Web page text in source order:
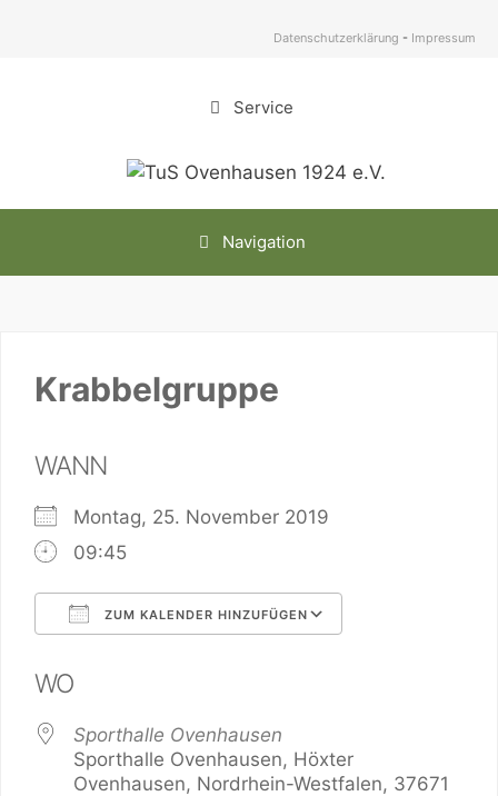
Datenschutzerklärung - Impressum
Service
Navigation
Krabbelgruppe
WANN
Montag, 25. November 2019
09:45
ZUM KALENDER HINZUFÜGEN
WO
Sporthalle Ovenhausen
Sporthalle Ovenhausen, Höxter
Ovenhausen, Nordrhein-Westfalen, 37671